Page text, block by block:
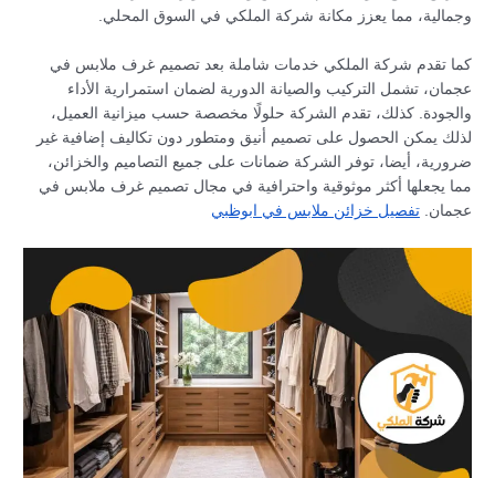
وجمالية، مما يعزز مكانة شركة الملكي في السوق المحلي.
كما تقدم شركة الملكي خدمات شاملة بعد تصميم غرف ملابس في
عجمان، تشمل التركيب والصيانة الدورية لضمان استمرارية الأداء
والجودة. كذلك، تقدم الشركة حلولًا مخصصة حسب ميزانية العميل،
لذلك يمكن الحصول على تصميم أنيق ومتطور دون تكاليف إضافية غير
ضرورية، أيضا، توفر الشركة ضمانات على جميع التصاميم والخزائن،
مما يجعلها أكثر موثوقية واحترافية في مجال تصميم غرف ملابس في
عجمان.تفصيل خزائن ملابس في ابوظبي